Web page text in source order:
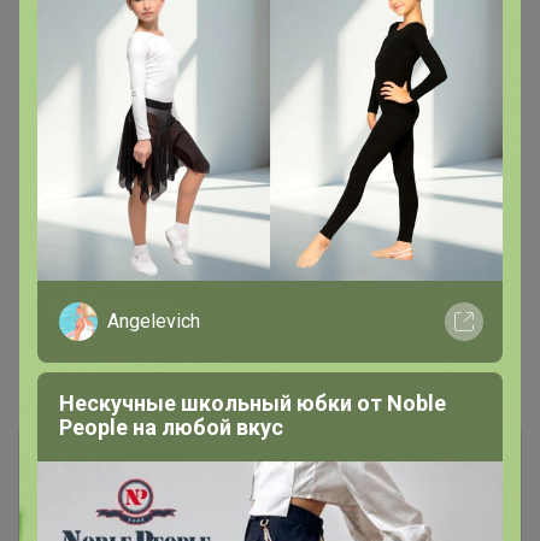
мама Олеся , Добрый день, Или заявка на возврат, или
перезачет в другой закупке
Показаны записи1-7из7.
Angelevich
Нескучные школьный юбки от Nоblе
Реoplе на любой вкус